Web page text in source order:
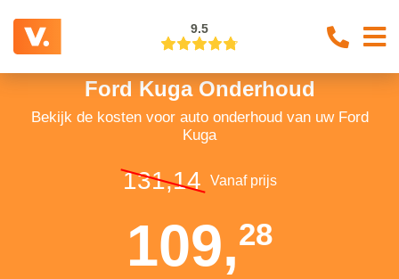
9.5
Ford Kuga Onderhoud
Bekijk de kosten voor auto onderhoud van uw Ford
Kuga
131,14 Vanaf prijs
109,28